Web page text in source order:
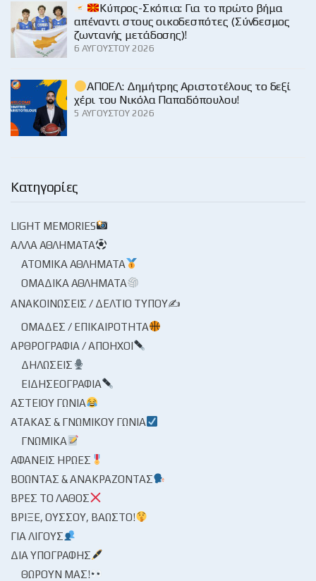
Κύπρος-Σκόπια: Για το πρώτο βήμα
απέναντι στους οικοδεσπότες (Σύνδεσμος
ζωντανής μετάδοσης)!
6 ΑΥΓΟΎΣΤΟΥ 2026
ΑΠΟΕΛ: Δημήτρης Αριστοτέλους το δεξί
χέρι του Νικόλα Παπαδόπουλου!
5 ΑΥΓΟΎΣΤΟΥ 2026
Κατηγορίες
LIGHT MEMORIES
ΆΛΛΑ ΑΘΛΉΜΑΤΑ
ΑΤΟΜΙΚΆ ΑΘΛΉΜΑΤΑ
ΟΜΑΔΙΚΆ ΑΘΛΉΜΑΤΑ
ΑΝΑΚΟΙΝΏΣΕΙΣ / ΔΕΛΤΊΟ ΤΎΠΟΥ✍
ΟΜΆΔΕΣ / ΕΠΙΚΑΙΡΌΤΗΤΑ
ΑΡΘΡΟΓΡΑΦΊΑ / ΑΠΌΗΧΟΙ
ΔΗΛΏΣΕΙΣ
ΕΙΔΗΣΕΟΓΡΑΦΊΑ
ΑΣΤΕΊΟΥ ΓΩΝΊΑ
ΑΤΆΚΑΣ & ΓΝΩΜΙΚΟΎ ΓΩΝΊΑ
ΓΝΩΜΙΚΆ
ΑΦΑΝΕΊΣ ΉΡΩΕΣ
ΒΟΏΝΤΑΣ & ΑΝΑΚΡΆΖΟΝΤΑΣ
ΒΡΕΣ ΤΟ ΛΆΘΟΣ
ΒΡΊΞΕ, ΟΎΣΣΟΥ, ΒΆΩΣΤΟ!
ΓΙΑ ΛΊΓΟΥΣ
ΔΙΑ ΥΠΟΓΡΑΦΉΣ
ΘΩΡΟΎΝ ΜΑΣ!